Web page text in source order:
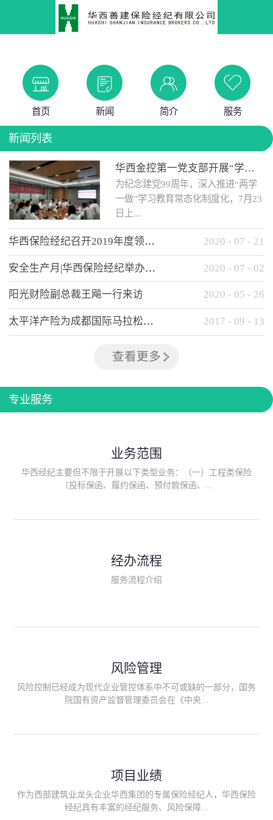
首页 新闻 简介 服务
新闻列表
华西金控第一党支部开展“学党史 知党情 做合格党员”主题教育工作会
为纪念建党99周年，深入推进“两学
一做”学习教育常态化制度化，7月23
日上...
午，华西金控第一党支部举办了“学
党史、知党情、...
华西保险经纪召开2019年度领导班子述职考核工作会 2020 - 07 - 21
安全生产月|华西保险经纪举办应急消防安全知识培训 2020 - 07 - 02
阳光财险副总裁王飚一行来访 2020 - 05 - 26
太平洋产险为成都国际马拉松提供全方位保险保障 2017 - 09 - 13
查看更多
专业服务
业务范围
华西经纪主要但不限于开展以下类型业务：（一）工程类保险
（投标保函、履约保函、预付款保函、...
险、政府公共安全责任保险/自然灾害公众责任保险、精神病监护
人责任险、首台套/首版次保险、科技保险等）；（三）传统财产
险产品；（六）保险招投标业务。随着业务的开展，华西经纪会
供专业、优质的保险经纪服务。
经办流程
服务流程介绍
风险管理
风险控制已经成为现代企业管控体系中不可或缺的一部分，国务
院国有资产监督管理委员会在《中央...
能够为客户降低风险管理成本，提高经营效率；能够为企业提供
从风险评估、风险分析、风险防范、风险转移到灾后防损、索赔
等全方位、全过程、专家式的服务，拓展和深化由保险公司提供
项目业绩
作为西部建筑业龙头企业华西集团的专属保险经纪人，华西保险
经纪具有丰富的经纪服务、风险保障...